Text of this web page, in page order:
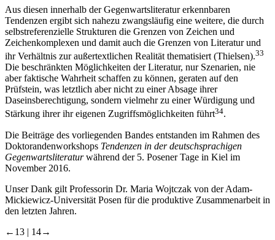
Aus diesen innerhalb der Gegenwartsliteratur erkennbaren
Tendenzen ergibt sich nahezu zwangsläufig eine weitere, die durch
selbstreferenzielle Strukturen die Grenzen von Zeichen und
Zeichenkomplexen und damit auch die Grenzen von Literatur und
ihr Verhältnis zur außertextlichen Realität thematisiert (Thielsen).33
Die beschränkten Möglichkeiten der Literatur, nur Szenarien, nie
aber faktische Wahrheit schaffen zu können, geraten auf den
Prüfstein, was letztlich aber nicht zu einer Absage ihrer
Daseinsberechtigung, sondern vielmehr zu einer Würdigung und
Stärkung ihrer ihr eigenen Zugriffsmöglichkeiten führt34.
Die Beiträge des vorliegenden Bandes entstanden im Rahmen des
Doktorandenworkshops Tendenzen in der deutschsprachigen
Gegenwartsliteraturwährend der 5. Posener Tage in Kiel im
November 2016.
Unser Dank gilt Professorin Dr. Maria Wojtczak von der Adam-
Mickiewicz-Universität Posen für die produktive Zusammenarbeit in
den letzten Jahren.
←13 | 14→